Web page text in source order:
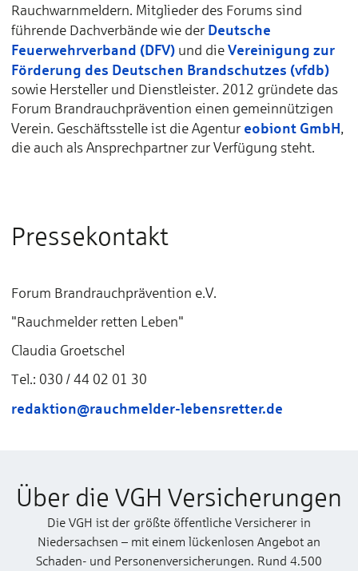
Rauchwarnmeldern. Mitglieder des Forums sind
führende Dachverbände wie der Deutsche
Feuerwehrverband (DFV) und dieVereinigung zur
Förderung des Deutschen Brandschutzes (vfdb)
sowie Hersteller und Dienstleister. 2012 gründete das
Forum Brandrauchprävention einen gemeinnützigen
Verein. Geschäftsstelle ist die Agentur eobiont GmbH,
die auch als Ansprechpartner zur Verfügung steht.
Pressekontakt
Forum Brandrauchprävention e.V.
"Rauchmelder retten Leben"
Claudia Groetschel
Tel.: 030 / 44 02 01 30
redaktion@rauchmelder-lebensretter.de
Über die VGH Versicherungen
Die VGH ist der größte öffentliche Versicherer in
Niedersachsen – mit einem lückenlosen Angebot an
Schaden- und Personenversicherungen. Rund 4.500